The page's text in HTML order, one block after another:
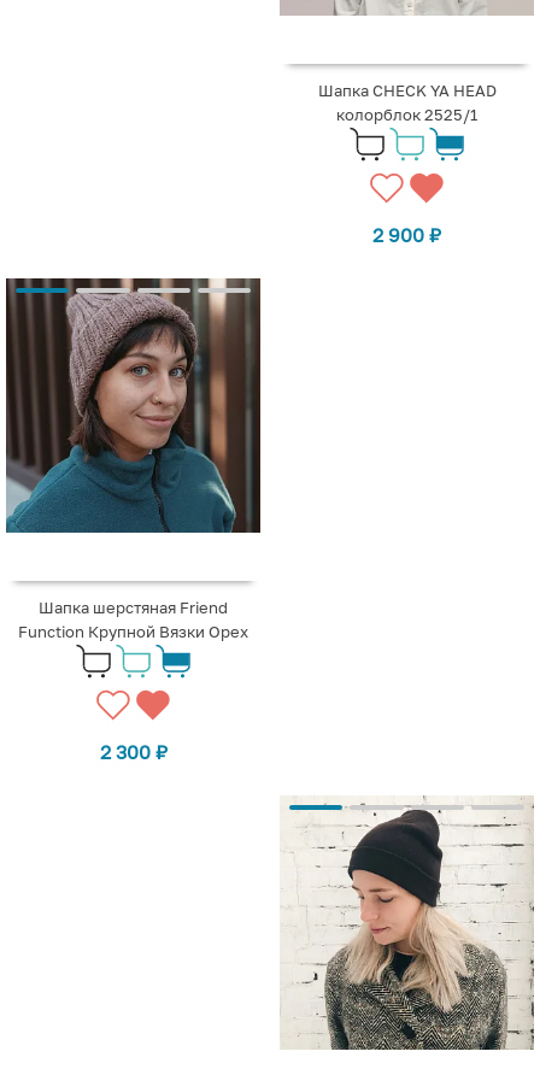
Шапка CHECK YA HEAD
колорблок 2525/1
2 900 ₽
Шапка шерстяная Friend
Function Крупной Вязки Орех
2 300 ₽